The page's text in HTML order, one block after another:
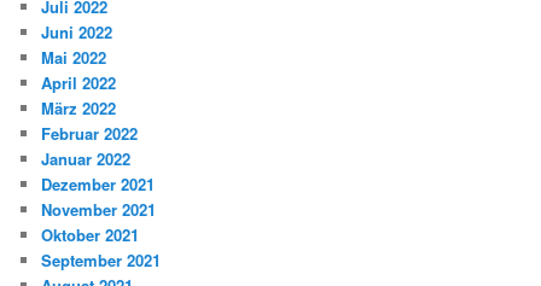
Juli 2022
Juni 2022
Mai 2022
April 2022
März 2022
Februar 2022
Januar 2022
Dezember 2021
November 2021
Oktober 2021
September 2021